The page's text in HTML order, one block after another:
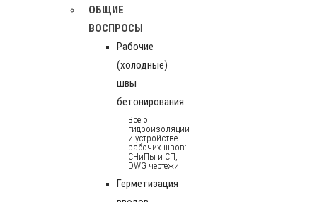
ОБЩИЕ
ВОСПРОСЫ
Рабочие
(холодные)
швы
бетонирования
Всё о
гидроизоляции
и устройстве
рабочих швов:
СНиПы и СП,
DWG чертежи
Герметизация